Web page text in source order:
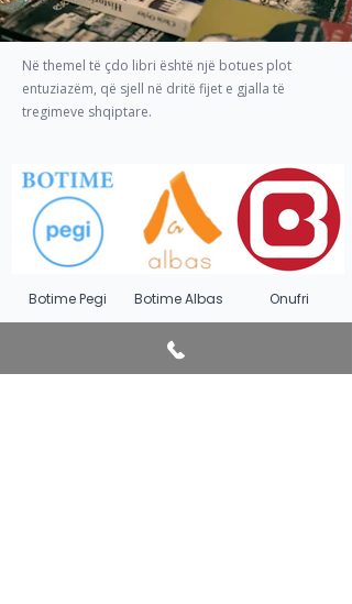
Në themel të çdo libri është një botues plot
entuziazëm, që sjell në dritë fijet e gjalla të
tregimeve shqiptare.
Botime Pegi Botime Albas Onufri